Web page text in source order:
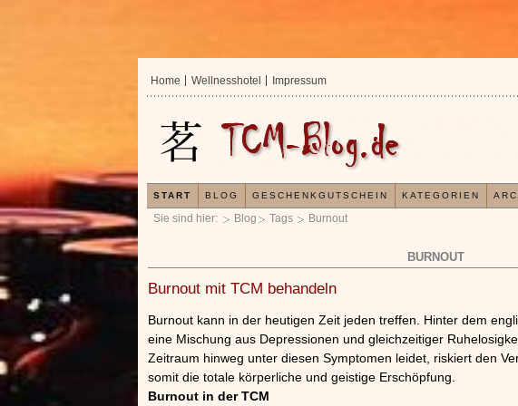
Sie sind hier: Blog Tags Burnout
BURNOUT
Burnout mit TCM behandeln
Burnout kann in der heutigen Zeit jeden treffen. Hinter dem
eine Mischung aus Depressionen und gleichzeitiger
Zeitraum hinweg unter diesen Symptomen leidet, riskiert den
somit die totale körperliche und geistige Erschöpfung.
Burnout in der TCM
Home Wellnesshotel Impressum
START BLOG GESCHENKGUTSCHEIN KATEGORIEN